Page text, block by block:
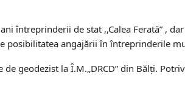
întreprinderii de stat ,,Calea Ferată” ,
angajării în întreprinderile
de geodezist la Î.M.„DRCD” din Bălți.